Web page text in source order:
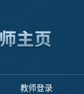
教师登录